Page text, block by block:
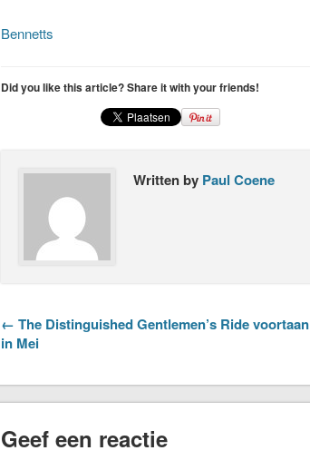
Bennetts
Did you like this article? Share it with your friends!
Written by Paul Coene
← The Distinguished Gentlemen’s Ride voortaan
in Mei
Geef een reactie